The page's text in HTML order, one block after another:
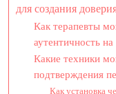
для создания
Как терапевты
аутентичность на
Какие техники
подтверждения
Как установка